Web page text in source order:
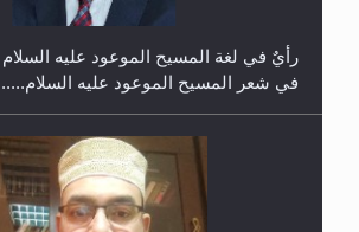
في شعر المسيح الموعود عليه السلام.....